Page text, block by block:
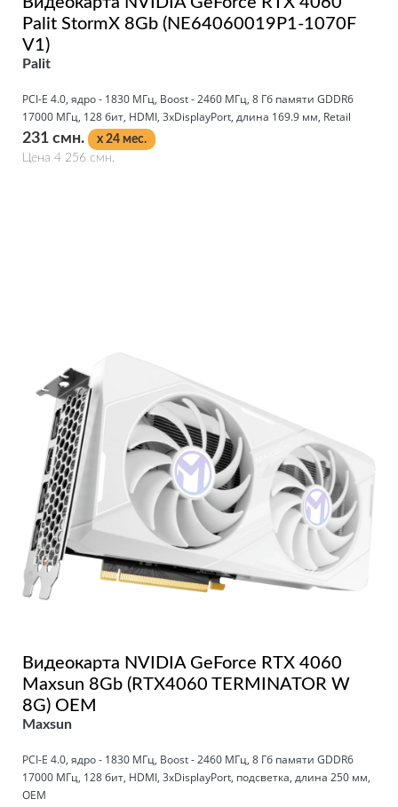
Palit StormX 8Gb (NE64060019P1-1070F
V1)
Palit
PCI-E 4.0, ядро - 1830 МГц, Boost - 2460 МГц, 8 Гб памяти GDDR6
17000 МГц, 128 бит, HDMI, 3xDisplayPort, длина 169.9 мм, Retail
231 смн.
x 24 мес.
Цена 4 256 смн.
Видеокарта NVIDIA GeForce RTX 4060
Maxsun 8Gb (RTX4060 TERMINATOR W
8G) OEM
Maxsun
PCI-E 4.0, ядро - 1830 МГц, Boost - 2460 МГц, 8 Гб памяти GDDR6
17000 МГц, 128 бит, HDMI, 3xDisplayPort, подсветка, длина 250 мм,
OEM